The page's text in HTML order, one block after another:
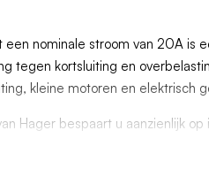
nominale stroom van 20A is
tegen kortsluiting en
kleine motoren en elektrisch
Hager bespaart u aanzienlijk